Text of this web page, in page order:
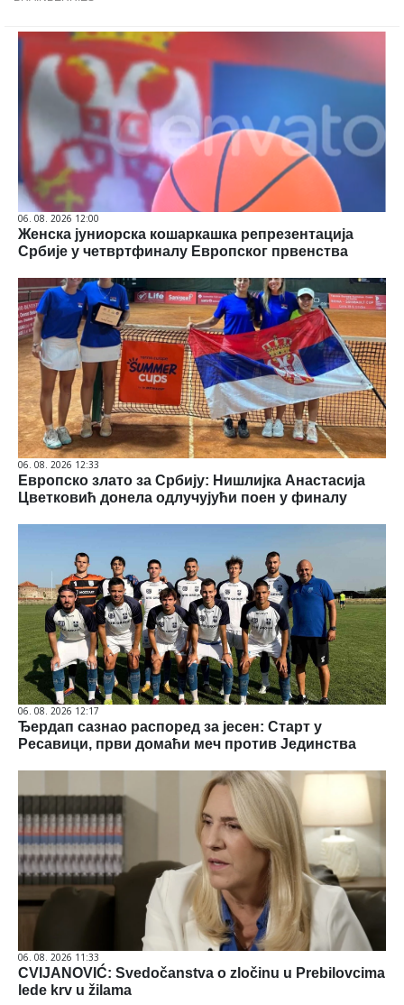
06. 08. 2026 12:00
Женска јуниорска кошаркашка репрезентација
Србије у четвртфиналу Европског првенства
06. 08. 2026 12:33
Европско злато за Србију: Нишлијка Анастасија
Цветковић донела одлучујући поен у финалу
06. 08. 2026 12:17
Ђердап сазнао распоред за јесен: Старт у
Ресавици, први домаћи меч против Јединства
06. 08. 2026 11:33
CVIJANOVIĆ: Svedočanstva o zločinu u Prebilovcima
lede krv u žilama